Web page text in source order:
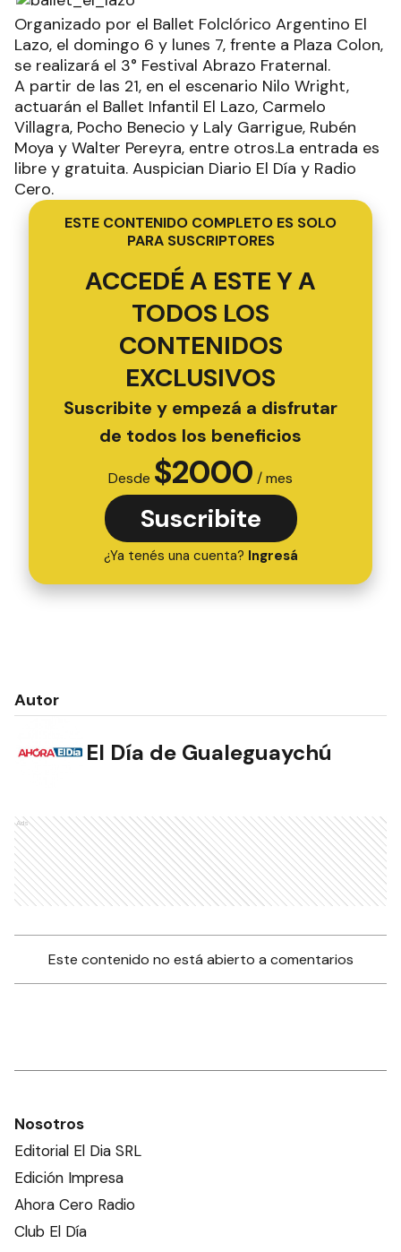
Organizado por el Ballet Folclórico Argentino El
Lazo, el domingo 6 y lunes 7, frente a Plaza Colon,
se realizará el 3° Festival Abrazo Fraternal.
A partir de las 21, en el escenario Nilo Wright,
actuarán el Ballet Infantil El Lazo, Carmelo
Villagra, Pocho Benecio y Laly Garrigue, Rubén
Moya y Walter Pereyra, entre otros.La entrada es
libre y gratuita. Auspician Diario El Día y Radio
Cero.
ESTE CONTENIDO COMPLETO ES SOLO
PARA SUSCRIPTORES
ACCEDÉ A ESTE Y A
TODOS LOS
CONTENIDOS
EXCLUSIVOS
Suscribite y empezá a disfrutar
de todos los beneficios
Desde $2000 / mes
Suscribite
¿Ya tenés una cuenta? Ingresá
Autor
El Día de Gualeguaychú
Ads
Este contenido no está abierto a comentarios
Nosotros
Editorial El Dia SRL
Edición Impresa
Ahora Cero Radio
Club El Día